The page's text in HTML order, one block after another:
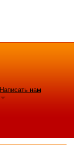
Написать нам